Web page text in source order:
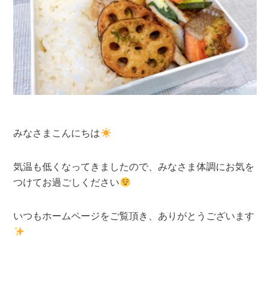
みなさまこんにちは
気温も低くなってきましたので、みなさま体調にお気を
つけてお過ごしください
いつもホームページをご覧頂き、ありがとうございます